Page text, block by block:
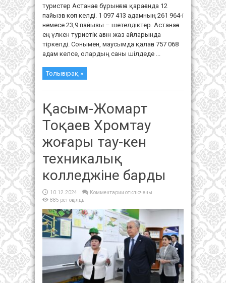
туристер Астанаға бұрынғыға қарағанда 12
пайызға көп келді. 1 097 413 адамның 261 964-і
немесе 23,9 пайызы – шетелдіктер. Астанаға
ең үлкен туристік ағын жаз айларында
тіркелді. Сонымен, маусымда қалаға 757 068
адам келсе, олардың саны шілдеде ...
Толығырақ »
Қасым-Жомарт
Тоқаев Хромтау
жоғары тау-кен
техникалық
колледжіне барды
10.12.2024 Комментарии к
Жомарт
Тоқаев
Хромтау
жоғары
тау-
кен
техникалық
колледжіне
барды
отключены
885 рет оқылды